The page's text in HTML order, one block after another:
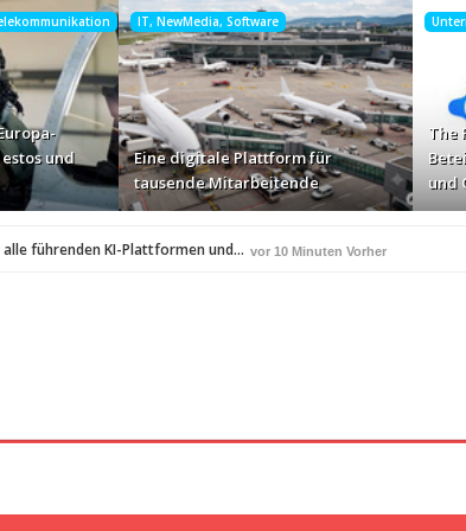
estos und
IT, NewMedia, Software
Eine digitale Plattform für
tausende Mitarbeitende
The
und
führenden KI-Plattformen und… vor 10 Minuten Vorher
FREQUENTIS voran